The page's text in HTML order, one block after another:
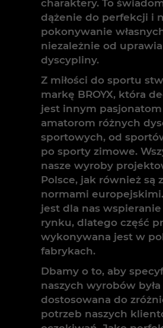
charaktery. To
dążenie do perfekcji i
pokonywanie
niezależnie od
dyscypliny.
Z miłości do sportu
markę BROYX, która
jest innym pasjonatom
amatorom różnych
sportowych, od
po sporty zimowe.
nasze wyroby
Polsce, jak również są
normami
jest dla nas
rynku, dlatego część
wykonywana jest w
fabrykach.
Dbamy o to, aby
naszych wyrobów była
dostosowana do
potrzeb naszych